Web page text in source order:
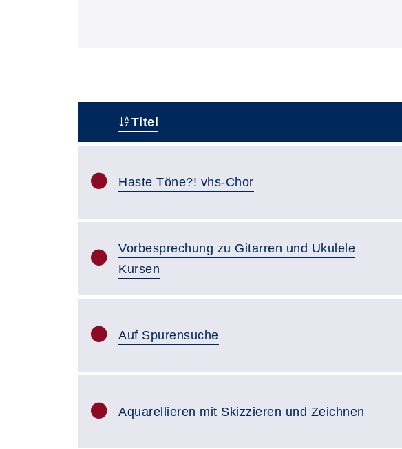
Titel
Haste Töne?! vhs-Chor
Vorbesprechung zu Gitarren und Ukulele
Kursen
Auf Spurensuche
Aquarellieren mit Skizzieren und Zeichnen